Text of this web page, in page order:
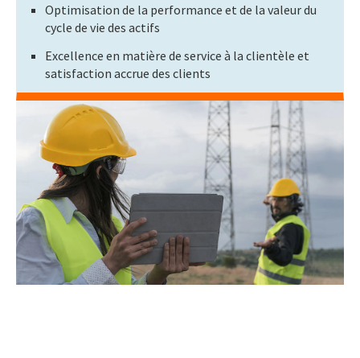
Optimisation de la performance et de la valeur du
cycle de vie des actifs
Excellence en matière de service à la clientèle et
satisfaction accrue des clients